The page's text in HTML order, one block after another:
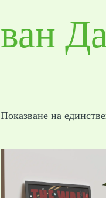
ван
Показване на